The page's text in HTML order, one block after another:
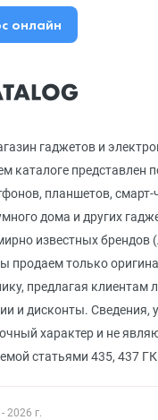
гаджетов и
каталоге представлен
планшетов, смарт-
дома и других
известных брендов
продаем только
предлагая клиентам
и дисконты. Сведения,
характер и не
статьями 435, 437
2026 г.
онлайн